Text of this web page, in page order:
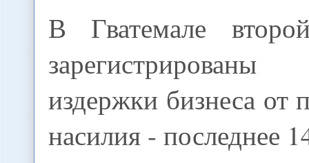
В Гватемале
издержки бизнеса от
насилия - последнее